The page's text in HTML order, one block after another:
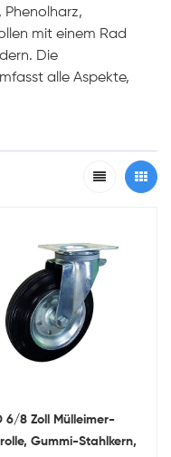
Phenolharz,
mit einem Rad
Die
alle Aspekte,
6/8 Zoll Mülleimer-
Gummi-Stahlkern,